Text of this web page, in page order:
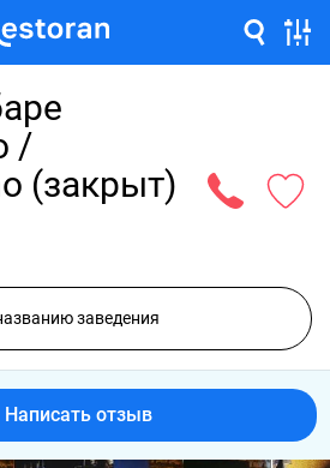
/
(закрыт)
Написать отзыв